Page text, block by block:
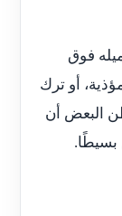
فوق
أو ترك
البعض أن
بسيطًا.